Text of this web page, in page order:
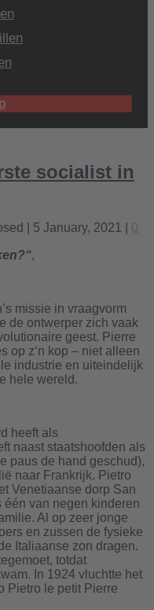
socialist in
| 5 January, 2021 | 0
,
missie in vraagvorm
de ontwerper zich vaak
geest. Pierre
op z‘n kop – niet alleen
industrie en uiteindelijk
hele wereld.
heeft als
naast staatshoofden als
paus de hand geschud),
naar Frankrijk. Pietro
Venetiaanse dorp San
van negen kinderen
Al op zeer jonge
en zussen de fysieke
Italiaanse zon dragen.
totdat
In 1924 vluchtte het
Pietro le petit Pierre